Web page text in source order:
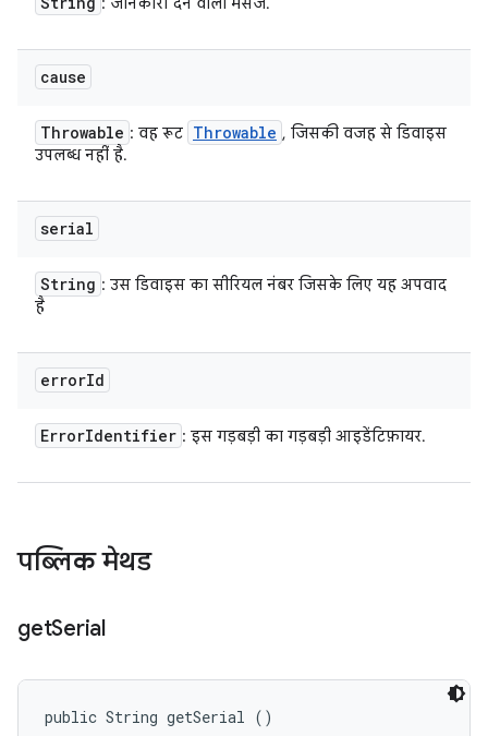
cause
Throwable : वह रूट Throwable , जिसकी वजह से डिवाइस
उपलब्ध नहीं है.
serial
String : उस डिवाइस का सीरियल नंबर जिसके लिए यह अपवाद
है
errorId
ErrorIdentifier : इस गड़बड़ी का गड़बड़ी आइडेंटिफ़ायर.
पब्लिक मेथड
getSerial
public String getSerial ()